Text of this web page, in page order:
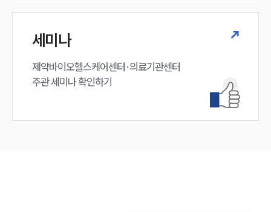
세미나
제약바이오헬스케어센터·의료기관센터
주관 세미나 확인하기